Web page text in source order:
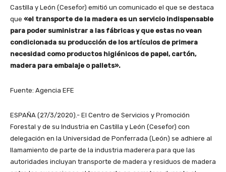
Castilla y León (Cesefor) emitió un comunicado el que se destaca
que «el transporte de la madera es un servicio indispensable
para poder suministrar a las fábricas y que estas no vean
condicionada su producción de los artículos de primera
necesidad como productos higiénicos de papel, cartón,
madera para embalaje o pallets».
Fuente: Agencia EFE
ESPAÑA (27/3/2020).- El Centro de Servicios y Promoción
Forestal y de su Industria en Castilla y León (Cesefor) con
delegación en la Universidad de Ponferrada (León) se adhiere al
llamamiento de parte de la industria maderera para que las
autoridades incluyan transporte de madera y residuos de madera